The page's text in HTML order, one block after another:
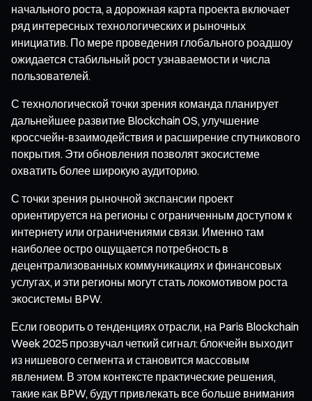
начального роста, а дорожная карта проекта включает
ряд интересных технологических и рыночных
инициатив. По мере проведения глобального роадшоу
ожидается стабильный рост узнаваемости и числа
пользователей.
С технологической точки зрения команда планирует
дальнейшее развитие Blockchain OS, улучшение
кроссчейн-взаимодействия и расширение спутникового
покрытия. Эти обновления позволят экосистеме
охватить более широкую аудиторию.
С точки зрения рыночной экспансии проект
ориентируется на регионы с ограниченным доступом к
интернету или ограничениями связи. Именно там
наиболее остро ощущается потребность в
децентрализованных коммуникациях и финансовых
услугах, и эти регионы могут стать локомотивом роста
экосистемы BPW.
Если говорить о тенденциях отрасли, на Paris Blockchain
Week 2025 прозвучал четкий сигнал: блокчейн выходит
из нишевого сегмента и становится массовым
явлением. В этом контексте практические решения,
такие как BPW, будут привлекать все больше внимания